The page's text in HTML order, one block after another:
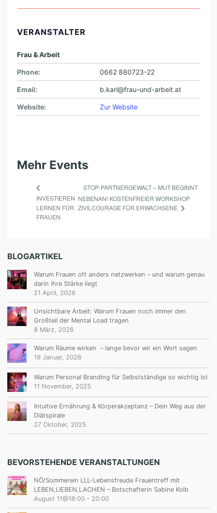
VERANSTALTER
Frau & Arbeit
Phone: 0662 880723-22
Email: b.karl@frau-und-arbeit.at
Website: Zur Website
Mehr Events
INVESTIEREN
LERNEN FÜR
FRAUEN
STOP-PARTNERGEWALT – MUT BEGINNT
NEBENAN! KOSTENFREIER WORKSHOP
ZIVILCOURAGE FÜR ERWACHSENE
BLOGARTIKEL
Warum Frauen oft anders netzwerken – und warum genau
darin ihre Stärke liegt
21 April, 2026
Unsichtbare Arbeit: Warum Frauen noch immer den
Großteil der Mental Load tragen
8 März, 2026
Warum Räume wirken – lange bevor wir ein Wort sagen
19 Januar, 2026
Warum Personal Branding für Selbstständige so wichtig ist
11 November, 2025
Intuitive Ernährung & Körperakzeptanz – Dein Weg aus der
Diätspirale
27 Oktober, 2025
BEVORSTEHENDE VERANSTALTUNGEN
NÖ/Sommerein LLL-Lebensfreude Frauentreff mit
LEBEN,LIEBEN,LACHEN – Botschafterin Sabine Kolb
August 11@18:00 - 20:00